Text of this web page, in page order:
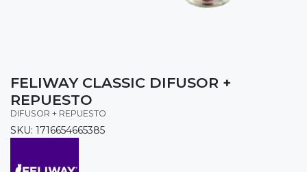
FELIWAY CLASSIC DIFUSOR +
REPUESTO
DIFUSOR + REPUESTO
SKU: 1716654665385